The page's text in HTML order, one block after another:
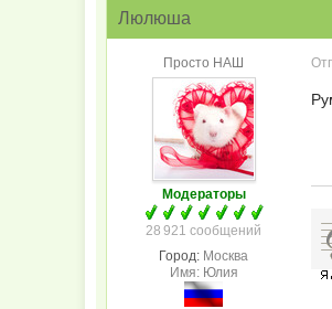
Люлюша
Просто НАШ
Модераторы
28 921 сообщений
Город: Москва
Имя: Юлия